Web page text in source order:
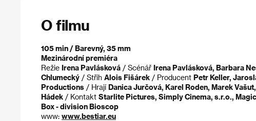
O filmu
105 min / Barevný, 35 mm
Mezinárodní premiéra
Režie Irena Pavlásková / Scénář Irena Pavlásková, Barbara
Chlumecký / Střih Alois Fišárek / Producent Petr Keller,
Productions / Hrají Danica Jurčová, Karel Roden, Marek
Hádek / Kontakt Starlite Pictures, Simply Cinema, s.r.o.,
Box - division Bioscop
www: www.bestiar.eu